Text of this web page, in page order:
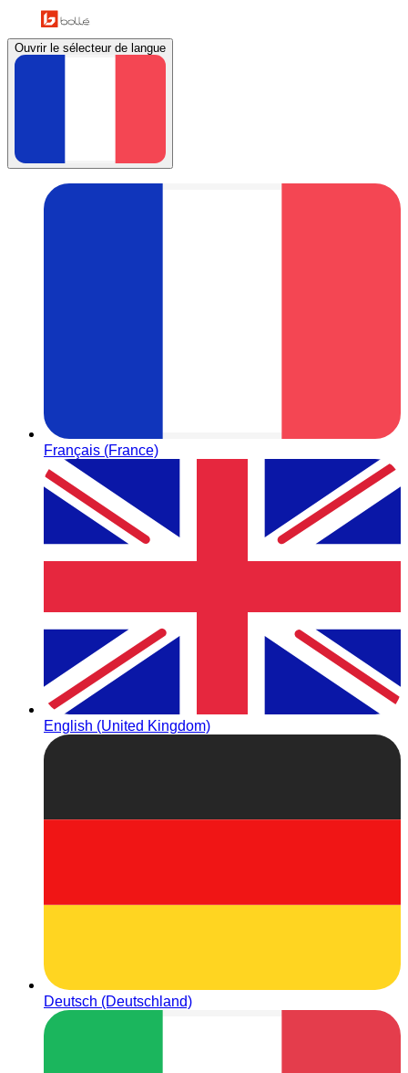
Ouvrir le sélecteur de langue
Français (France)
English (United Kingdom)
Deutsch (Deutschland)